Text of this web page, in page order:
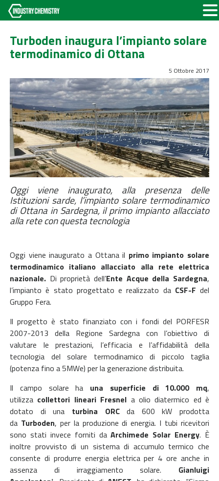
Turboden inaugura l’impianto solare
termodinamico di Ottana
5 Ottobre 2017
Oggi viene inaugurato, alla presenza delle
Istituzioni sarde, l’impianto solare termodinamico
di Ottana in Sardegna, il primo impianto allacciato
alla rete con questa tecnologia
Oggi viene inaugurato a Ottana il primo impianto solare
termodinamico italiano allacciato alla rete elettrica
nazionale. Di proprietà dell’Ente Acque della Sardegna,
l’impianto è stato progettato e realizzato da CSF-F del
Gruppo Fera.
Il progetto è stato finanziato con i fondi del PORFESR
2007-2013 della Regione Sardegna con l’obiettivo di
valutare le prestazioni, l’efficacia e l’affidabilità della
tecnologia del solare termodinamico di piccolo taglia
(potenza fino a 5MWe) per la generazione distribuita.
Il campo solare ha una superficie di 10.000 mq,
utilizza collettori lineari Fresnel a olio diatermico ed è
dotato di una turbina ORCda 600 kW prodotta
da Turboden, per la produzione di energia. I tubi ricevitori
sono stati invece forniti daArchimede Solar Energy. È
inoltre provvisto di un sistema di accumulo termico che
consente di produrre energia elettrica per 4 ore anche in
assenza di irraggiamento solare. Gianluigi